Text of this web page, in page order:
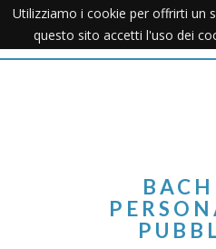
Utilizziamo i cookie per offrirti un
questo sito accetti l'uso dei